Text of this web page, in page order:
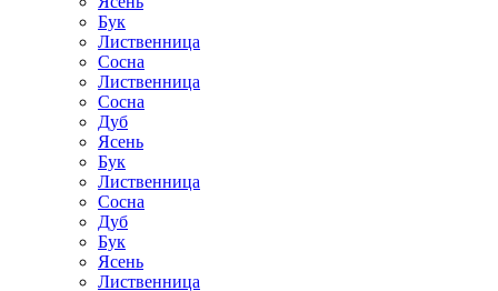
Бук
Лиственница
Сосна
Лиственница
Сосна
Дуб
Ясень
Бук
Лиственница
Сосна
Дуб
Бук
Ясень
Лиственница